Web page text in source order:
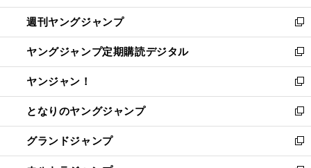
開
く
ウ
で
開
く
ン
ド
ウ
で
開
く
ウ
ィ
ン
ド
ウ
で
開
く
週刊ヤングジャンプ
新
し
い
ウ
ィ
ン
ド
ウ
で
開
ヤングジャンプ定期購読デジタル
新
し
い
ウ
ィ
ン
ド
ウ
ヤンジャン！
新
し
い
ウ
ィ
ン
となりのヤングジャンプ
新
し
い
ウ
グランドジャンプ
新
し